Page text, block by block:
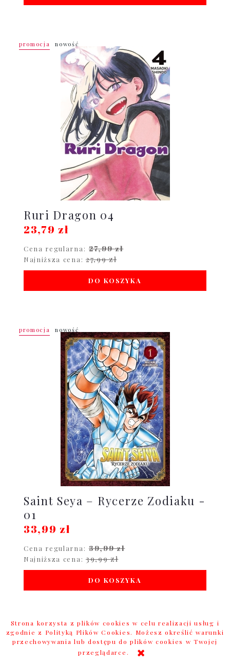
Strona korzysta z plików cookies w celu realizacji usług i
zgodnie z Polityką Plików Cookies. Możesz określić warunki
przechowywania lub dostępu do plików cookies w Twojej
przeglądarce.
Ruri Dragon 04
23,79 zł
Cena regularna: 27,99 zł
Najniższa cena: 27,99 zł
DO KOSZYKA
promocja nowość
Saint Seya – Rycerze Zodiaku -
01
33,99 zł
Cena regularna: 39,99 zł
Najniższa cena: 39,99 zł
DO KOSZYKA
promocja nowość
promocja